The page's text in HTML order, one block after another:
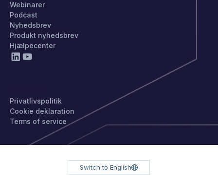
Webinarer
Podcast
Nyhedsbrev
Produkt nyhedsbrev
Hjælpecenter
Privatlivspolitik
Cookie deklaration
Terms of service
Switch to English